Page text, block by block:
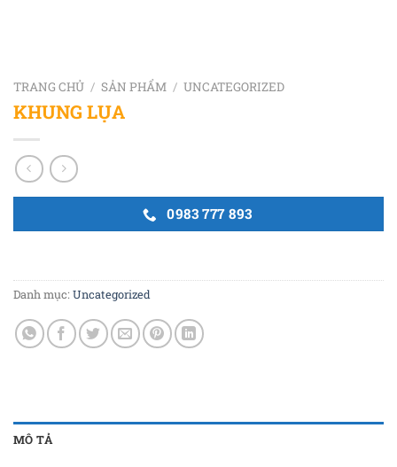
TRANG CHỦ / SẢN PHẨM / UNCATEGORIZED
KHUNG LỤA
0983 777 893
Danh mục: Uncategorized
MÔ TẢ